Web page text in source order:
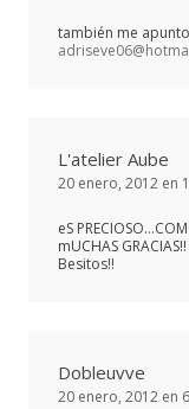
también me
L'atelier Aube
20 enero, 2012 en
eS
mUCHAS GRACIAS!!
Besitos!!
Dobleuvve
20 enero, 2012 en